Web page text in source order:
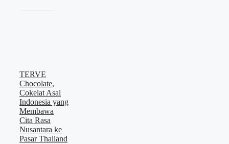
TERVE
Chocolate,
Cokelat Asal
Indonesia yang
Membawa
Cita Rasa
Nusantara ke
Pasar Thailand